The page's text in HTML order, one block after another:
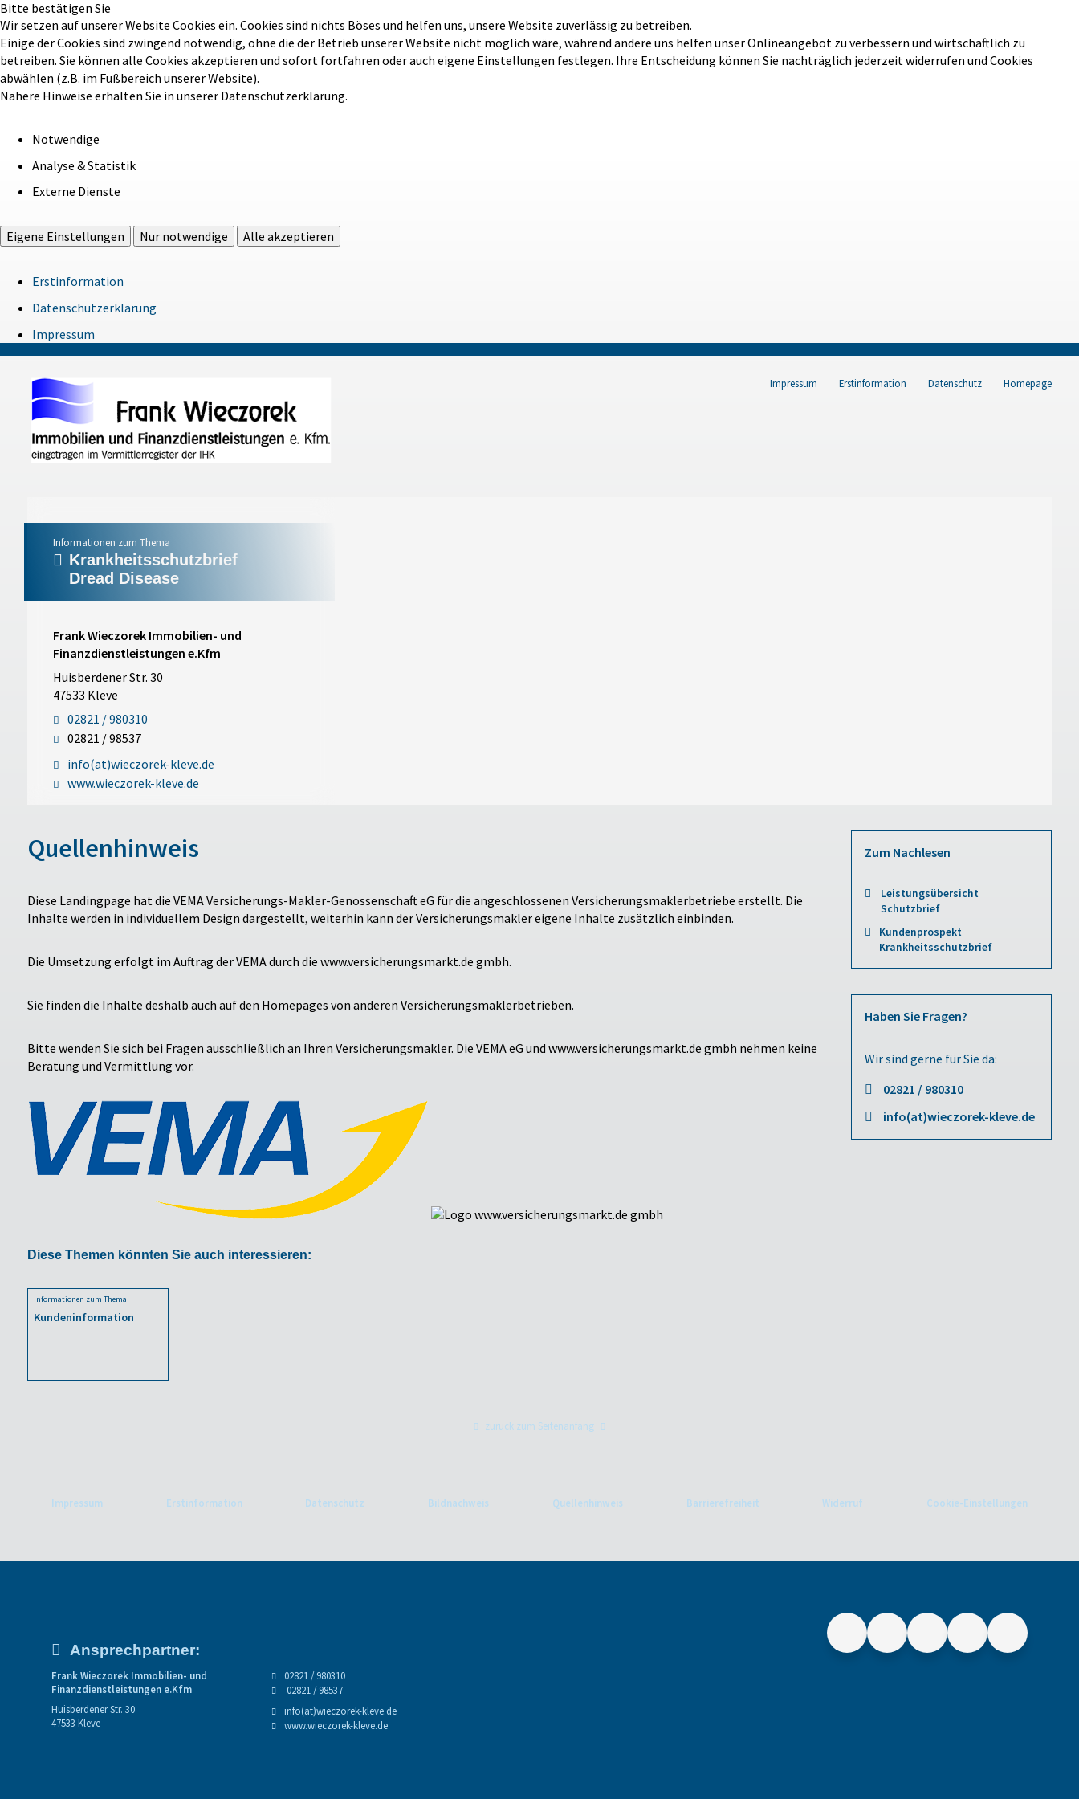
Bitte bestätigen Sie
Wir setzen auf unserer Website Cookies ein. Cookies sind nichts Böses und helfen uns, unsere Website zuverlässig zu betreiben.
Einige der Cookies sind zwingend notwendig, ohne die der Betrieb unserer Website nicht möglich wäre, während andere uns helfen unser Onlineangebot zu verbessern und wirtschaftlich zu
betreiben. Sie können alle Cookies akzeptieren und sofort fortfahren oder auch eigene Einstellungen festlegen. Ihre Entscheidung können Sie nachträglich jederzeit widerrufen und Cookies
abwählen (z.B. im Fußbereich unserer Website).
Nähere Hinweise erhalten Sie in unserer Datenschutzerklärung.
Notwendige
Analyse & Statistik
Externe Dienste
Eigene Einstellungen Nur notwendige Alle akzeptieren
Erstinformation
Datenschutzerklärung
Impressum
Impressum Erstinformation Datenschutz Homepage
Informationen zum Thema
Krankheitsschutzbrief
Dread Disease
Frank Wieczorek Immobilien- und
Finanzdienstleistungen e.Kfm
Huisberdener Str. 30
47533 Kleve
02821 / 980310
02821 / 98537
info(at)wieczorek-kleve.de
www.wieczorek-kleve.de
Quellenhinweis
Diese Landingpage hat die VEMA Versicherungs-Makler-Genossenschaft eG für die angeschlossenen Versicherungsmaklerbetriebe erstellt. Die
Inhalte werden in individuellem Design dargestellt, weiterhin kann der Versicherungsmakler eigene Inhalte zusätzlich einbinden.
Die Umsetzung erfolgt im Auftrag der VEMA durch die www.versicherungsmarkt.de gmbh.
Sie finden die Inhalte deshalb auch auf den Homepages von anderen Versicherungsmaklerbetrieben.
Bitte wenden Sie sich bei Fragen ausschließlich an Ihren Versicherungsmakler. Die VEMA eG und www.versicherungsmarkt.de gmbh nehmen keine
Beratung und Vermittlung vor.
Zum Nachlesen
Leistungsübersicht
Schutzbrief
Kundenprospekt
Krankheitsschutzbrief
Haben Sie Fragen?
Wir sind gerne für Sie da:
02821 / 980310
info(at)wieczorek-kleve.de
Diese Themen könnten Sie auch interessieren:
Informationen zum Thema
Kundeninformation
zurück zum Seitenanfang
Impressum Erstinformation Datenschutz Bildnachweis Quellenhinweis Barrierefreiheit Widerruf Cookie-Einstellungen
Ansprechpartner:
Frank Wieczorek Immobilien- und
Finanzdienstleistungen e.Kfm
Huisberdener Str. 30
47533 Kleve
02821 / 980310
02821 / 98537
info(at)wieczorek-kleve.de
www.wieczorek-kleve.de